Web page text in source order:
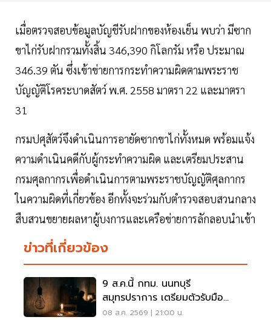
เมื่อตรวจสอบข้อมูลบัญชีรับฝากของห้องเย็น พบว่า มีซาก
ขาไก่รับฝากรวมทั้งสิ้น 346,390 กิโลกรัม หรือ ประมาณ
346.39 ตัน ซึ่งเข้าข่ายการกระทำความผิดตามพระราช
บัญญัติโรคระบาดสัตว์ พ.ศ. 2558 มาตรา 22 และมาตรา
31
กรมปศุสัตว์จึงดำเนินการอายัดซากขาไก่ทั้งหมด พร้อมแจ้ง
ความดำเนินคดีกับผู้กระทำความผิด และเตรียมประสาน
กรมศุลกากรเพื่อดำเนินการตามพระราชบัญญัติศุลกากร
ในความผิดที่เกี่ยวข้อง อีกทั้งจะร่วมกับตำรวจสอบสวนกลาง
สืบสวนขยายผลหาผู้บงการและเครือข่ายการลักลอบนำเข้า
ข่าวที่เกี่ยวข้อง
9 ส.ค.นี้ กทม. นนทบุรี
สมุทรปราการ เตรียมตัวรับมือ
'ไฟฟ้าดับ' หลายจุด
08 ส.ค. 2569 | 21:00 น.